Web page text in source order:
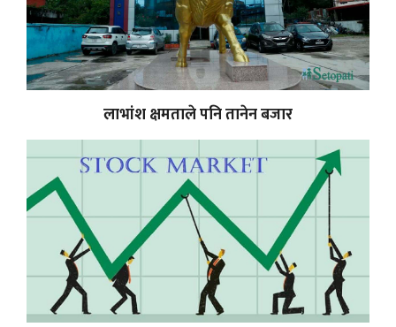
लाभांश क्षमताले पनि तानेन बजार